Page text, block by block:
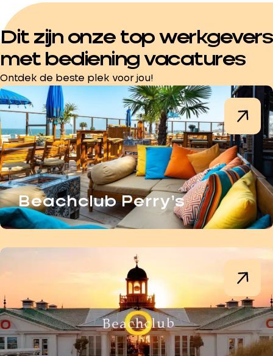
Dit zijn onze top werkgevers
met bediening vacatures
Ontdek de beste plek voor jou!
Beachclub Perry’s